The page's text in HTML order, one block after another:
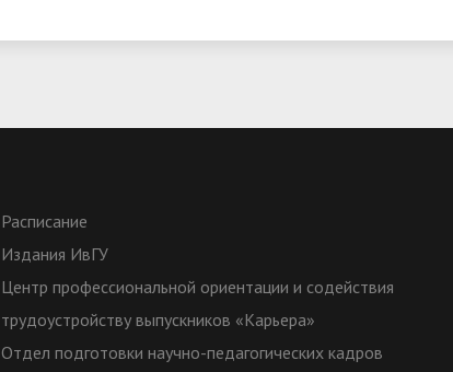
Расписание
Издания ИвГУ
Центр профессиональной ориентации и содействия
трудоустройству выпускников «Карьера»
Отдел подготовки научно-педагогических кадров